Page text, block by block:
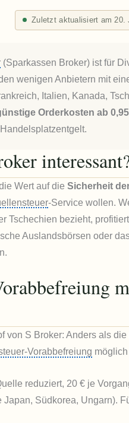
Zuletzt aktualisiert am 20.
(Sparkassen Broker) ist für
wenigen Anbietern mit
Italien, Kanada,
Orderkosten ab
Wert auf dieSicherheit
-Service wollen.
Tschechien bezieht,
Auslandsbörsen oder
von S Broker: Anders als
Vorabbefreiung möglich
reduziert, 20 € je
Japan, Südkorea, Ungarn).